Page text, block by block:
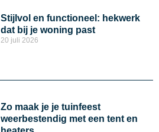
Stijlvol en functioneel: hekwerk
dat bij je woning past
20 juli 2026
Zo maak je je tuinfeest
weerbestendig met een tent en